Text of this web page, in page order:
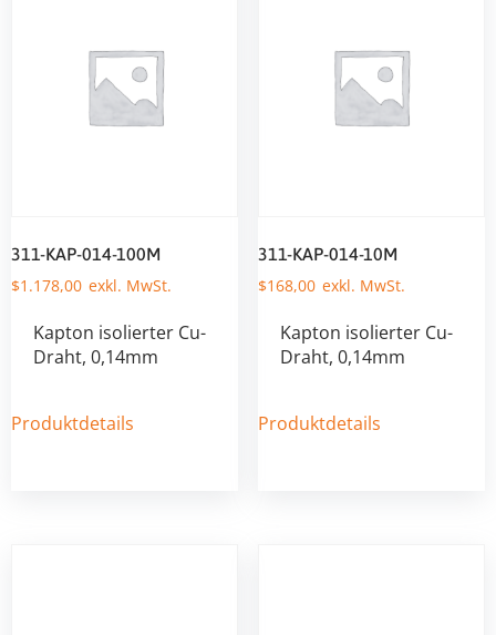
311-KAP-014-100M
$1.178,00
Kapton isolierter Cu-
Draht, 0,14mm
Produktdetails
311-KAP-014-10M
$168,00
Kapton isolierter Cu-
Draht, 0,14mm
Produktdetails